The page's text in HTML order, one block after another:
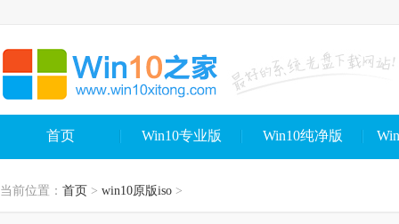
首页 Win10专业版 Win10纯净版
当前位置： 首页 > win10原版iso >